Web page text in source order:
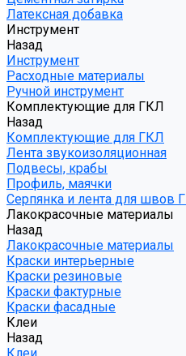
Латексная добавка
Инструмент
Назад
Инструмент
Расходные материалы
Ручной инструмент
Комплектующие для ГКЛ
Назад
Комплектующие для ГКЛ
Лента звукоизоляционная
Подвесы, крабы
Профиль, маячки
Серпянка и лента для швов
Лакокрасочные материалы
Назад
Лакокрасочные материалы
Краски интерьерные
Краски резиновые
Краски фактурные
Краски фасадные
Клеи
Назад